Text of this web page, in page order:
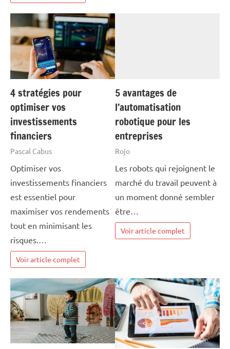
4 stratégies pour
optimiser vos
investissements
financiers
Pascal Cabus
Optimiser vos
investissements financiers
est essentiel pour
maximiser vos rendements
tout en minimisant les
risques.…
Voir article complet
5 avantages de
l’automatisation
robotique pour les
entreprises
Rojo
Les robots qui rejoignent le
marché du travail peuvent à
un moment donné sembler
être…
Voir article complet